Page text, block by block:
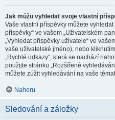
Jak můžu vyhledat svoje vlastní
Vaše vlastní příspěvky můžete
příspěvky“ ve vašem „Uživatelském
„Vyhledat příspěvky uživatele“ ve
vaše uživatelské jméno), nebo
„Rychlé odkazy“, která se nachází
použijte stránku „Rozšířené
můžete zúžit vyhledávání na vaše
Nahoru
Sledování a záložky